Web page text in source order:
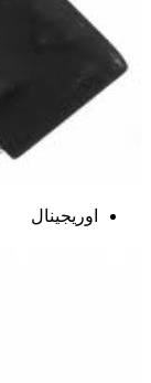
اوریجینال